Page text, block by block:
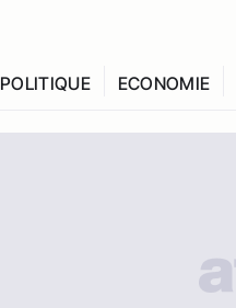
POLITIQUE ECONOMIE